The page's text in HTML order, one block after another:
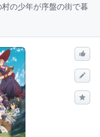
の少年が序盤の街で暮